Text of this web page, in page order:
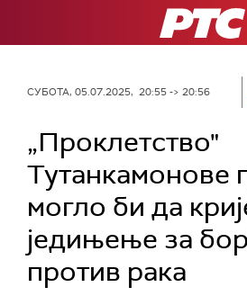
РТС
СУБОТА, 05.07.2025, 20:55 -> 20:56
„Проклетство"
Тутанкамонове
могло би да
једињење за
против рака